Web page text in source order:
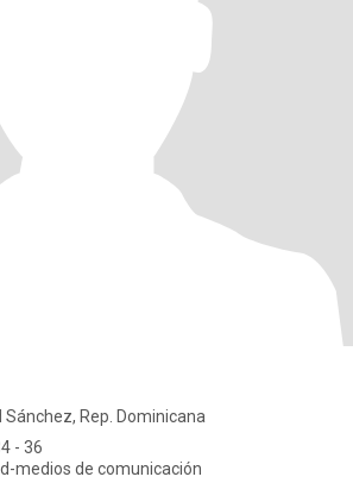
Sánchez, Rep. Dominicana
- 36
medios de comunicación